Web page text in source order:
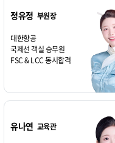
정유정 부원장
대한항공
국제선 객실 승무원
FSC & LCC 동시합격
유나연 교육관